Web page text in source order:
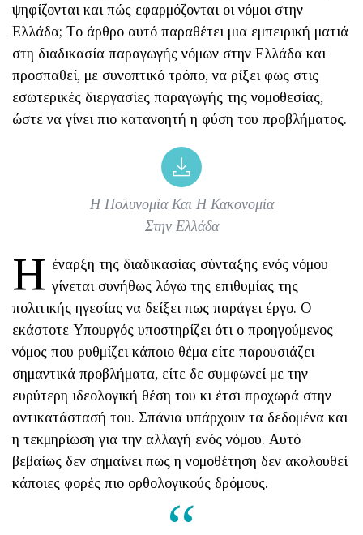
ψηφίζονται και πώς εφαρμόζονται οι νόμοι στην
Ελλάδα; Το άρθρο αυτό παραθέτει μια εμπειρική ματιά
στη διαδικασία παραγωγής νόμων στην Ελλάδα και
προσπαθεί, με συνοπτικό τρόπο, να ρίξει φως στις
εσωτερικές διεργασίες παραγωγής της νομοθεσίας,
ώστε να γίνει πιο κατανοητή η φύση του προβλήματος.
Η Πολυνομία Και Η Κακονομία
Στην Ελλάδα
Η έναρξη της διαδικασίας σύνταξης ενός νόμου
γίνεται συνήθως λόγω της επιθυμίας της
πολιτικής ηγεσίας να δείξει πως παράγει έργο. Ο
εκάστοτε Υπουργός υποστηρίζει ότι ο προηγούμενος
νόμος που ρυθμίζει κάποιο θέμα είτε παρουσιάζει
σημαντικά προβλήματα, είτε δε συμφωνεί με την
ευρύτερη ιδεολογική θέση του κι έτσι προχωρά στην
αντικατάστασή του. Σπάνια υπάρχουν τα δεδομένα και
η τεκμηρίωση για την αλλαγή ενός νόμου. Αυτό
βεβαίως δεν σημαίνει πως η νομοθέτηση δεν ακολουθεί
κάποιες φορές πιο ορθολογικούς δρόμους.